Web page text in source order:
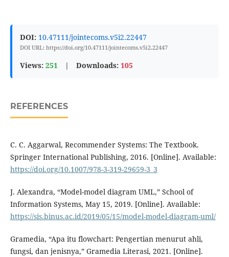
DOI: 10.47111/jointecoms.v5i2.22447
DOI URL: https://doi.org/10.47111/jointecoms.v5i2.22447
Views: 251 | Downloads: 105
REFERENCES
C. C. Aggarwal, Recommender Systems: The Textbook.
Springer International Publishing, 2016. [Online]. Available:
https://doi.org/10.1007/978-3-319-29659-3_3
J. Alexandra, “Model-model diagram UML,” School of
Information Systems, May 15, 2019. [Online]. Available:
https://sis.binus.ac.id/2019/05/15/model-model-diagram-uml/
Gramedia, “Apa itu flowchart: Pengertian menurut ahli,
fungsi, dan jenisnya,” Gramedia Literasi, 2021. [Online].